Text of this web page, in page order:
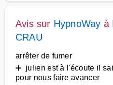
Avis sur HypnoWay à
CRAU
arrêter de fumer
➕ julien est à l'écoute il
pour nous faire avancer